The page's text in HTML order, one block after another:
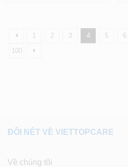
1 2 3 4 5 6
100
ĐÔI NÉT VỀ VIETTOPCARE
Về chúng tôi